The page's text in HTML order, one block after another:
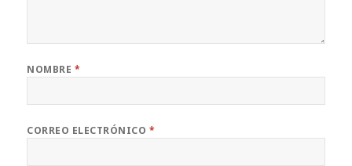
NOMBRE *
CORREO ELECTRÓNICO *